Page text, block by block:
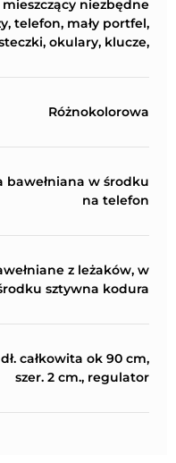
mieszczący niezbędne
telefon, mały portfel,
okulary, klucze,
Różnokolorowa
bawełniana w środku
na telefon
z leżaków, w
sztywna kodura
całkowita ok 90 cm,
szer. 2 cm., regulator